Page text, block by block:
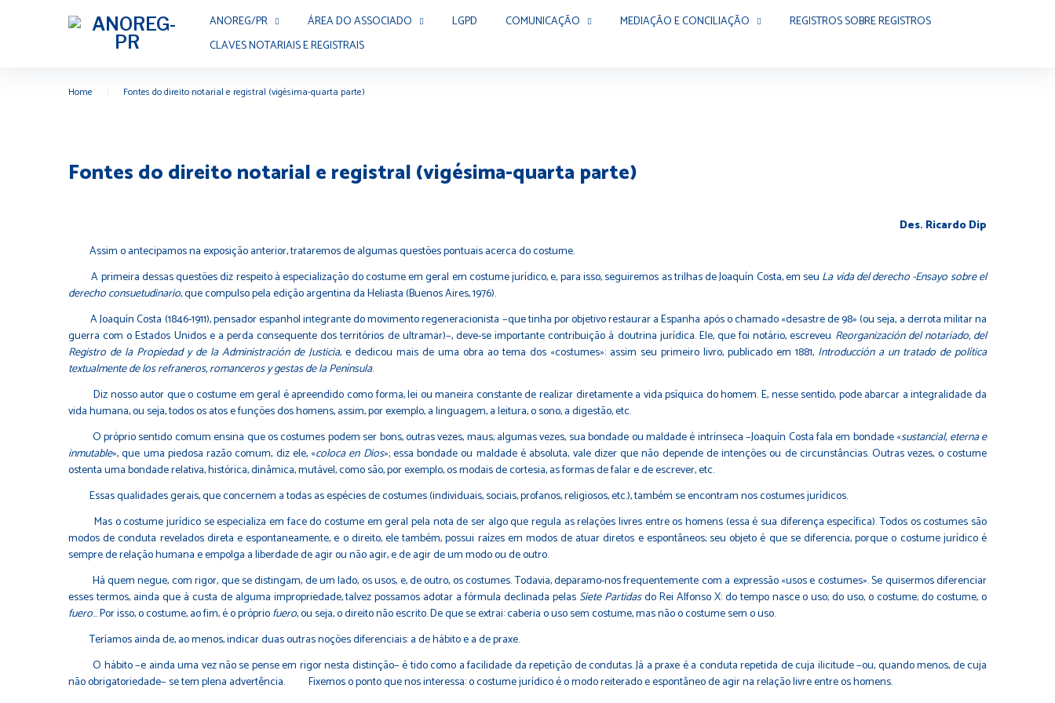
ANOREG/PR ÁREA DO ASSOCIADO LGPD COMUNICAÇÃO MEDIAÇÃO E CONCILIAÇÃO
REGISTROS SOBRE REGISTROS
CLAVES NOTARIAIS E REGISTRAIS
Home Fontes do direito notarial e registral (vigésima-quarta parte)
Fontes do direito notarial e registral (vigésima-quarta parte)
Des. Ricardo Dip
Assim o antecipamos na exposição anterior, trataremos de algumas questões pontuais acerca do costume.
A primeira dessas questões diz respeito à especialização do costume em geral em costume jurídico, e, para isso, seguiremos as trilhas de Joaquín Costa, em seu La vida del derecho -Ensayo sobre el
derecho consuetudinario, que compulso pela edição argentina da Heliasta (Buenos Aires, 1976).
A Joaquín Costa (1846-1911), pensador espanhol integrante do movimento regeneracionista −que tinha por objetivo restaurar a Espanha após o chamado «desastre de 98» (ou seja, a derrota militar na
guerra com o Estados Unidos e a perda consequente dos territórios de ultramar)−, deve-se importante contribuição à doutrina jurídica. Ele, que foi notário, escreveu Reorganización del notariado, del
Registro de la Propiedad y de la Administración de Justicia, e dedicou mais de uma obra ao tema dos «costumes»: assim seu primeiro livro, publicado em 1881, Introducción a un tratado de política
textualmente de los refraneros, romanceros y gestas de la Península.
Diz nosso autor que o costume em geral é apreendido como forma, lei ou maneira constante de realizar diretamente a vida psíquica do homem. E, nesse sentido, pode abarcar a integralidade da
vida humana, ou seja, todos os atos e funções dos homens, assim, por exemplo, a linguagem, a leitura, o sono, a digestão, etc.
O próprio sentido comum ensina que os costumes podem ser bons, outras vezes, maus; algumas vezes, sua bondade ou maldade é intrínseca −Joaquín Costa fala em bondade «sustancial, eterna e
inmutable», que uma piedosa razão comum, diz ele, «coloca en Dios»; essa bondade ou maldade é absoluta, vale dizer que não depende de intenções ou de circunstâncias. Outras vezes, o costume
ostenta uma bondade relativa, histórica, dinâmica, mutável, como são, por exemplo, os modais de cortesia, as formas de falar e de escrever, etc.
Essas qualidades gerais, que concernem a todas as espécies de costumes (individuais, sociais, profanos, religiosos, etc.), também se encontram nos costumes jurídicos.
Mas o costume jurídico se especializa em face do costume em geral pela nota de ser algo que regula as relações livres entre os homens (essa é sua diferença específica). Todos os costumes são
modos de conduta revelados direta e espontaneamente, e o direito, ele também, possui raízes em modos de atuar diretos e espontâneos; seu objeto é que se diferencia, porque o costume jurídico é
sempre de relação humana e empolga a liberdade de agir ou não agir, e de agir de um modo ou de outro.
Há quem negue, com rigor, que se distingam, de um lado, os usos, e, de outro, os costumes. Todavia, deparamo-nos frequentemente com a expressão «usos e costumes». Se quisermos diferenciar
esses termos, ainda que à custa de alguma impropriedade, talvez possamos adotar a fórmula declinada pelas Siete Partidasdo Rei Alfonso X: do tempo nasce o uso; do uso, o costume; do costume, o
fuero... Por isso, o costume, ao fim, é o própriofuero, ou seja, o direito não escrito. De que se extrai: caberia o uso sem costume, mas não o costume sem o uso.
Teríamos ainda de, ao menos, indicar duas outras noções diferenciais: a de hábito e a de praxe.
O hábito −e ainda uma vez não se pense em rigor nesta distinção− é tido como a facilidade da repetição de condutas. Já a praxe é a conduta repetida de cuja ilicitude −ou, quando menos, de cuja
não obrigatoriedade− se tem plena advertência. Fixemos o ponto que nos interessa: o costume jurídico é o modo reiterado e espontâneo de agir na relação livre entre os homens.